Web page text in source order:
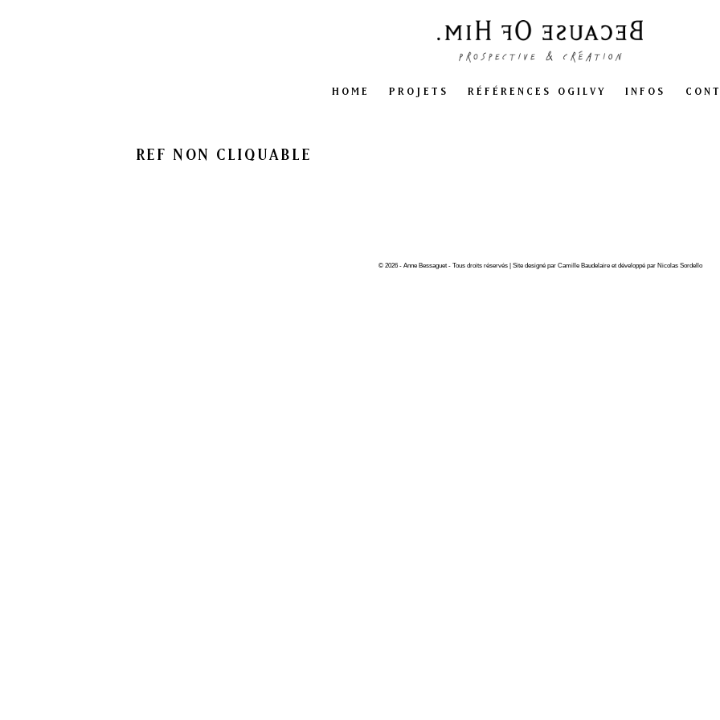
HOME PROJETS RÉFÉRENCES OGILVY INFOS
REF NON CLIQUABLE
© 2026 - Anne Bessaguet - Tous droits réservés | Site designé par Camille Baudelaire et développé par Nicolas Sordello